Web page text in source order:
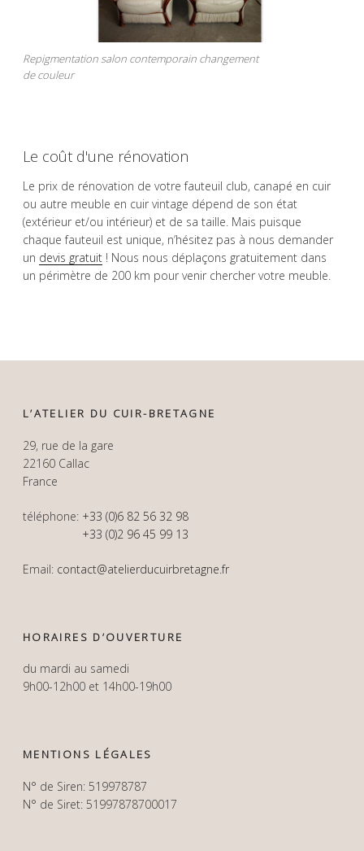
Repigmentation salon contemporain changement
de couleur
Le coût d'une rénovation
Le prix de rénovation de votre fauteuil club, canapé en cuir
ou autre meuble en cuir vintage dépend de son état
(extérieur et/ou intérieur) et de sa taille. Mais puisque
chaque fauteuil est unique, n’hésitez pas à nous demander
un devis gratuit ! Nous nous déplaçons gratuitement dans
un périmètre de 200 km pour venir chercher votre meuble.
L’ATELIER DU CUIR-BRETAGNE
29, rue de la gare
22160 Callac
France
téléphone: +33 (0)6 82 56 32 98
+33 (0)2 96 45 99 13
Email: contact@atelierducuirbretagne.fr
HORAIRES D’OUVERTURE
du mardi au samedi
9h00-12h00 et 14h00-19h00
MENTIONS LÉGALES
N° de Siren: 519978787
N° de Siret: 51997878700017